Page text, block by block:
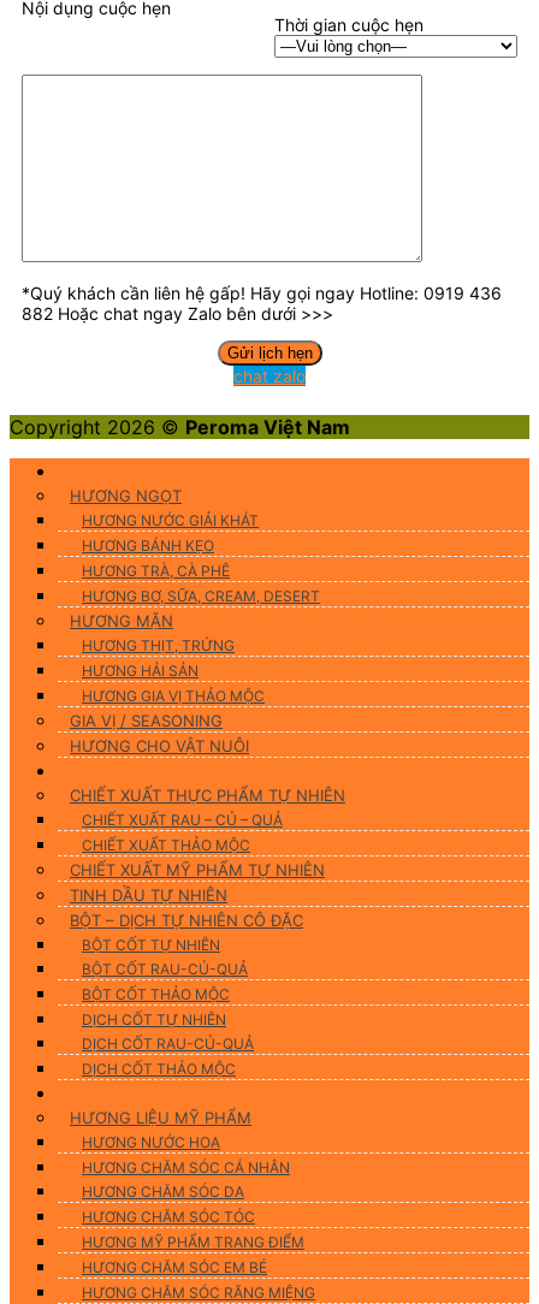
Thời gian cuộc hẹn
Nội dụng cuộc hẹn
*Quý khách cần liên hệ gấp! Hãy gọi ngay Hotline: 0919 436
882 Hoặc chat ngay Zalo bên dưới >>>
chat zalo
Copyright 2026 © Peroma Việt Nam
HƯƠNG NGỌT
HƯƠNG NƯỚC GIẢI KHÁT
HƯƠNG BÁNH KẸO
HƯƠNG TRÀ, CÀ PHÊ
HƯƠNG BƠ, SỮA, CREAM, DESERT
HƯƠNG MẶN
HƯƠNG THỊT, TRỨNG
HƯƠNG HẢI SẢN
HƯƠNG GIA VỊ THẢO MỘC
GIA VỊ / SEASONING
HƯƠNG CHO VẬT NUÔI
CHIẾT XUẤT THỰC PHẨM TỰ NHIÊN
CHIẾT XUẤT RAU – CỦ – QUẢ
CHIẾT XUẤT THẢO MỘC
CHIẾT XUẤT MỸ PHẨM TỰ NHIÊN
TINH DẦU TỰ NHIÊN
BỘT – DỊCH TỰ NHIÊN CÔ ĐẶC
BỘT CỐT TỰ NHIÊN
BỘT CỐT RAU-CỦ-QUẢ
BỘT CỐT THẢO MỘC
DỊCH CỐT TỰ NHIÊN
DỊCH CỐT RAU-CỦ-QUẢ
DỊCH CỐT THẢO MỘC
HƯƠNG LIỆU MỸ PHẨM
HƯƠNG NƯỚC HOA
HƯƠNG CHĂM SÓC CÁ NHÂN
HƯƠNG CHĂM SÓC DA
HƯƠNG CHĂM SÓC TÓC
HƯƠNG MỸ PHẨM TRANG ĐIỂM
HƯƠNG CHĂM SÓC EM BÉ
HƯƠNG CHĂM SÓC RĂNG MIỆNG